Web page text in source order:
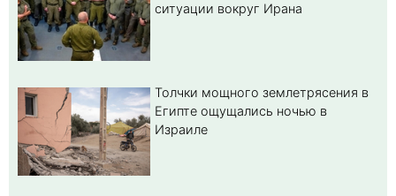
ситуации вокруг Ирана
Толчки мощного землетрясения в
Египте ощущались ночью в
Израиле